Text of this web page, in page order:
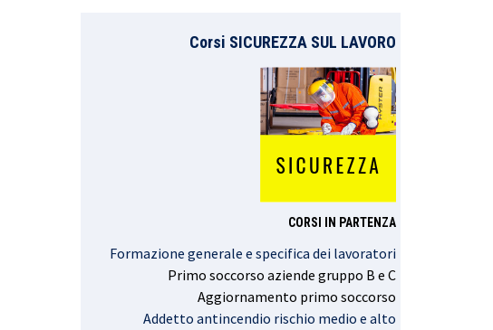
Corsi SICUREZZA SUL LAVORO
CORSI IN PARTENZA
Formazione generale e specifica dei lavoratori
Primo soccorso aziende gruppo B e C
Aggiornamento primo soccorso
Addetto antincendio rischio medio e alto